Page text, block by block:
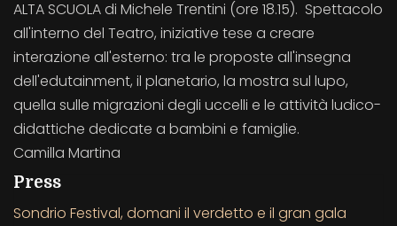
ALTA SCUOLA di Michele Trentini (ore 18.15). Spettacolo
all'interno del Teatro, iniziative tese a creare
interazione all'esterno: tra le proposte all'insegna
dell'edutainment, il planetario, la mostra sul lupo,
quella sulle migrazioni degli uccelli e le attività ludico-
didattiche dedicate a bambini e famiglie.
Camilla Martina
Press
Sondrio Festival, domani il verdetto e il gran gala